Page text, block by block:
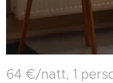
64 €/natt, 1